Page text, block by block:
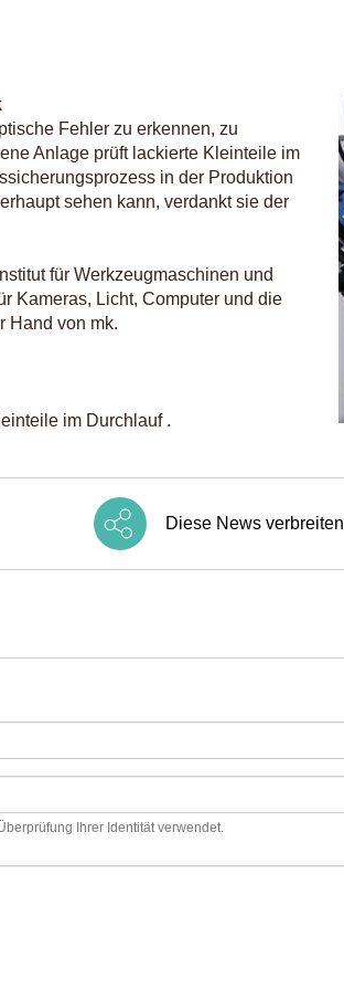
Fehler zu erkennen, zu
Anlage prüft lackierte Kleinteile im
in der Produktion
sehen kann, verdankt sie der
für Werkzeugmaschinen und
Kameras, Licht, Computer und die
Hand von mk.
im Durchlauf .
Diese News verbreiten
Ihrer Identität verwendet.